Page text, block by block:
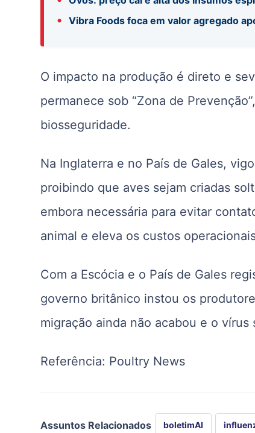
• Vibra Foods foca em valor agregado
O impacto na produção é direto e
permanece sob “Zona de
biosseguridade.
Na Inglaterra e no País de Gales,
proibindo que aves sejam criadas
embora necessária para evitar
animal e eleva os custos
Com a Escócia e o País de Gales
governo britânico instou os
migração ainda não acabou e o
Referência: Poultry News
Assuntos Relacionados boletimAI